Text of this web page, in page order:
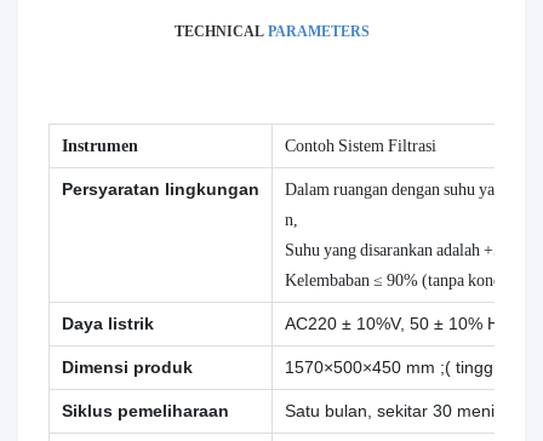
TECHNICAL PARAMETERS
Instrumen Contoh Sistem Filtrasi
Persyaratan lingkungan
Dalam ruangan dengan suhu yang
n,
Suhu yang disarankan adalah +5 ~
Kelembaban ≤ 90% (tanpa
Daya listrik AC220 ± 10%V, 50 ± 10% Hz, 5
Dimensi produk 1570×500×450 mm ;( tinggi ×
Siklus pemeliharaan Satu bulan, sekitar 30 menit